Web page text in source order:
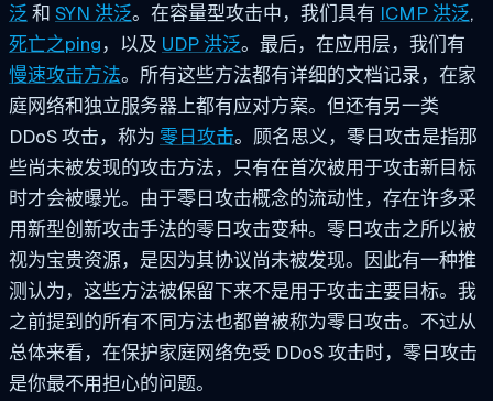
泛 和 SYN 洪泛。在容量型攻击中，我们具有 ICMP 洪泛,
死亡之ping，以及 UDP 洪泛。最后，在应用层，我们有
慢速攻击方法。所有这些方法都有详细的文档记录，在家
庭网络和独立服务器上都有应对方案。但还有另一类
DDoS 攻击，称为 零日攻击。顾名思义，零日攻击是指那
些尚未被发现的攻击方法，只有在首次被用于攻击新目标
时才会被曝光。由于零日攻击概念的流动性，存在许多采
用新型创新攻击手法的零日攻击变种。零日攻击之所以被
视为宝贵资源，是因为其协议尚未被发现。因此有一种推
测认为，这些方法被保留下来不是用于攻击主要目标。我
之前提到的所有不同方法也都曾被称为零日攻击。不过从
总体来看，在保护家庭网络免受 DDoS 攻击时，零日攻击
是你最不用担心的问题。